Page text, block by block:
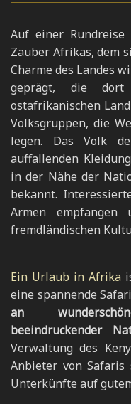
Auf einer Rundreise
Zauber Afrikas, dem
Charme des Landes
geprägt, die
ostafrikanischen
Volksgruppen, die
legen. Das Volk
auffallenden
in der Nähe der
bekannt.
Armen
fremdländischen
Ein Urlaub in Afrika
eine spannende
an
beeindruckender
Verwaltung des
Anbieter von
Unterkünfte auf